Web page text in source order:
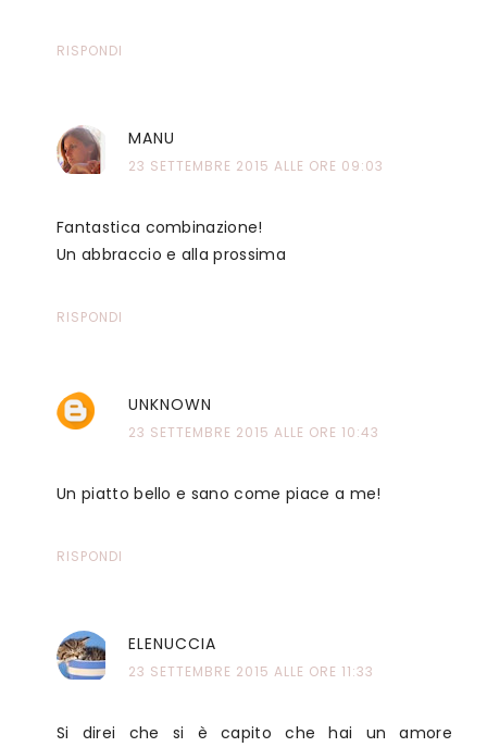
RISPONDI
MANU
23 SETTEMBRE 2015 ALLE ORE 09:03
Fantastica combinazione!
Un abbraccio e alla prossima
RISPONDI
UNKNOWN
23 SETTEMBRE 2015 ALLE ORE 10:43
Un piatto bello e sano come piace a me!
RISPONDI
ELENUCCIA
23 SETTEMBRE 2015 ALLE ORE 11:33
Si direi che si è capito che hai un amore